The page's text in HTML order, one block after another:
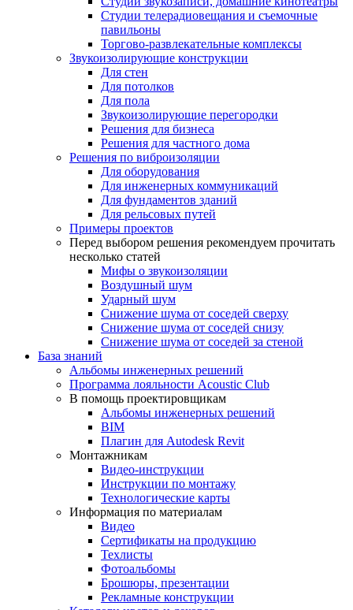
Студии телерадиовещания и съемочные
павильоны
Торгово-развлекательные комплексы
Звукоизолирующие конструкции
Для стен
Для потолков
Для пола
Звукоизолирующие перегородки
Решения для бизнеса
Решения для частного дома
Решения по виброизоляции
Для оборудования
Для инженерных коммуникаций
Для фундаментов зданий
Для рельсовых путей
Примеры проектов
Перед выбором решения рекомендуем прочитать
несколько статей
Мифы о звукоизоляции
Воздушный шум
Ударный шум
Снижение шума от соседей сверху
Снижение шума от соседей снизу
Снижение шума от соседей за стеной
База знаний
Альбомы инженерных решений
Программа лояльности Acoustic Club
В помощь проектировщикам
Альбомы инженерных решений
BIM
Плагин для Autodesk Revit
Монтажникам
Видео-инструкции
Инструкции по монтажу
Технологические карты
Информация по материалам
Видео
Сертификаты на продукцию
Техлисты
Фотоальбомы
Брошюры, презентации
Рекламные конструкции